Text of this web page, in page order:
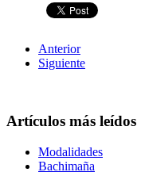
Anterior
Siguiente
Artículos más leídos
Modalidades
Bachimaña